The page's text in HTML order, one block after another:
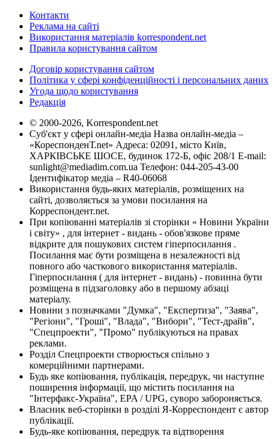
Контакти
Реклама на сайті
Використання матеріалів korrespondent.net
Правила користування сайтом
Договір користування сайтом
Політика у сфері конфіденційності і персональних даних
Угода щодо користування
Редакція
© 2000-2026, Korrespondent.net
Суб'єкт у сфері онлайн-медіа Назва онлайн-медіа –
«КореспонденТ.net» Адреса: 02091, місто Київ,
ХАРКІВСЬКЕ ШОСЕ, будинок 172-Б, офіс 208/1 E-mail:
sunlight@mediadim.com.ua Телефон: 044-205-43-00
Ідентифікатор медіа – R40-06068
Використання будь-яких матеріалів, розміщених на
сайті, дозволяється за умови посилання на
Корреспондент.net.
При копіюванні матеріалів зі сторінки « Новини України
і світу» , для інтернет - видань - обов'язкове пряме
відкрите для пошукових систем гіперпосилання .
Посилання має бути розміщена в незалежності від
повного або часткового використання матеріалів.
Гіперпосилання ( для інтернет - видань) - повинна бути
розміщена в підзаголовку або в першому абзаці
матеріалу.
Новини з позначками "Думка", "Експертиза", "Заява",
"Регіони", "Гроші", "Влада", "Вибори", "Тест-драйв",
"Спецпроекти", "Промо" публікуються на правах
реклами.
Розділ Спецпроекти створюється спільно з
комерційними партнерами.
Будь яке копіювання, публікація, передрук, чи наступне
поширення інформації, що містить посилання на
"Інтерфакс-Україна", EPA / UPG, суворо забороняється.
Власник веб-сторінки в розділі Я-Корреспондент є автор
публікації.
Будь-яке копіювання, передрук та відтворення